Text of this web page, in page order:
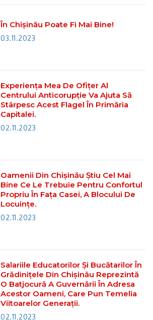
În Chișinău Poate Fi Mai Bine!
03.11.2023
Experiența Mea De Ofițer Al
Centrului Anticorupție Va Ajuta Să
Stârpesc Acest Flagel În Primăria
Capitalei.
02.11.2023
Oamenii Din Chișinău Știu Cel Mai
Bine Ce Le Trebuie Pentru Confortul
Propriu În Fața Casei, A Blocului De
Locuințe.
02.11.2023
Salariile Educatorilor Și Bucătarilor În
Grădinițele Din Chișinău Reprezintă
O Batjocură A Guvernării În Adresa
Acestor Oameni, Care Pun Temelia
Viitoarelor Generații.
02.11.2023